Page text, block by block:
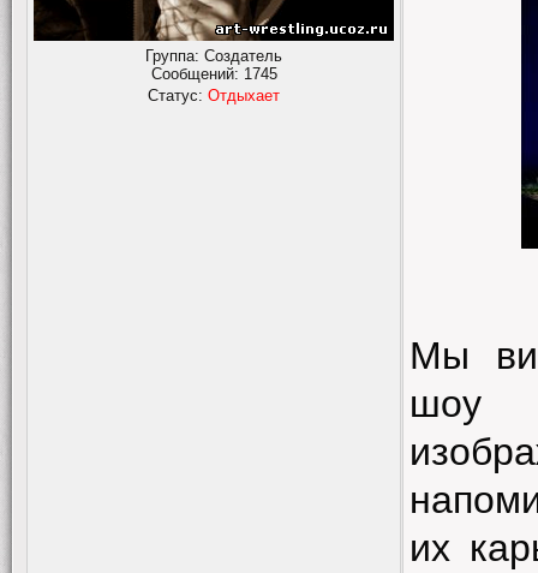
Группа: Создатель
Сообщений: 1745
Статус: Отдыхает
Мы
шоу
их